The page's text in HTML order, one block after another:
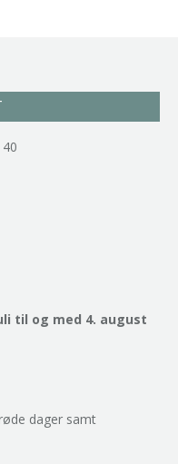
til og med 4. august
dager samt